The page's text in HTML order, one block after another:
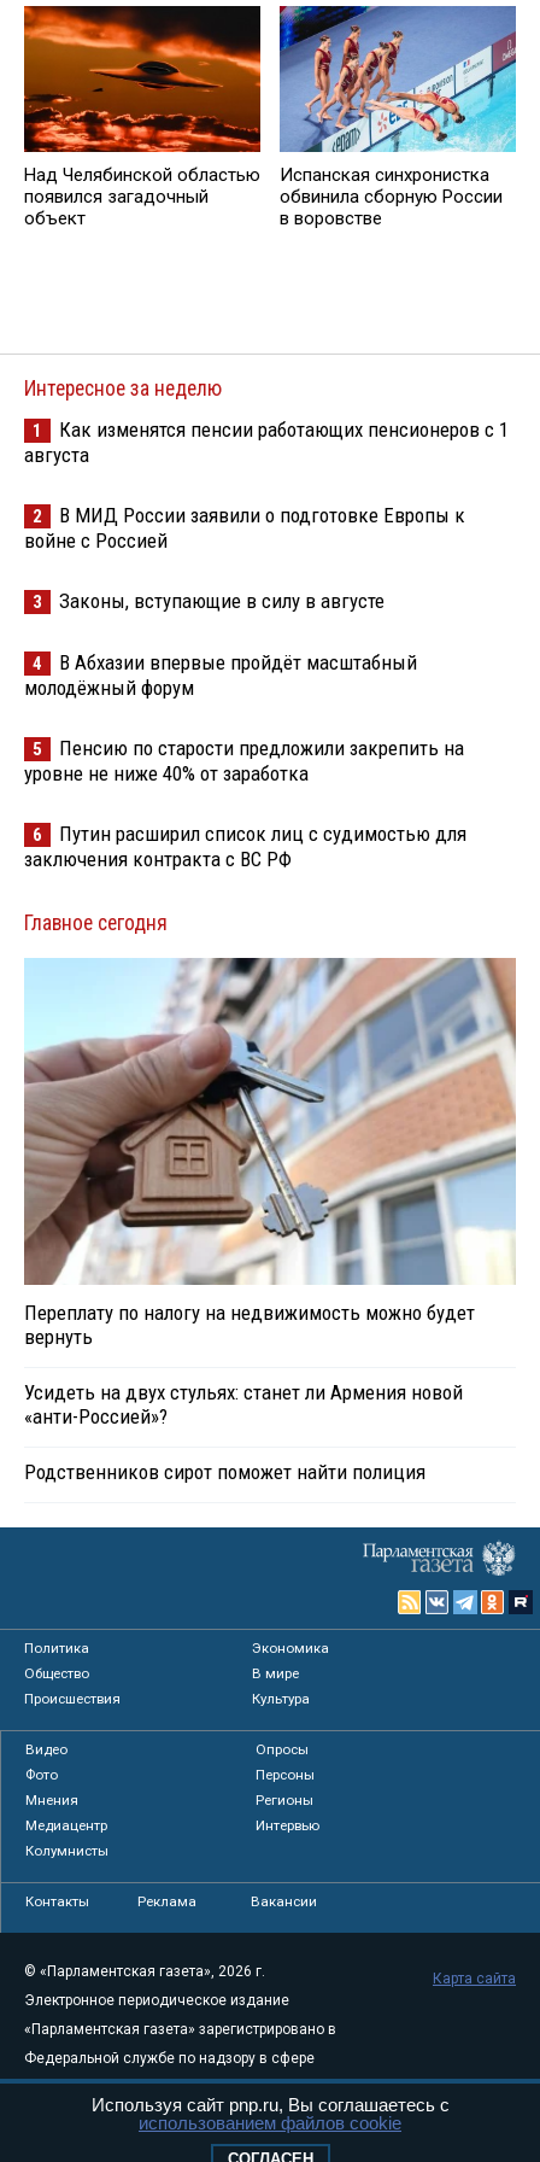
Над Челябинской областью
появился загадочный
объект
Испанская синхронистка
обвинила сборную России
в воровстве
Интересное за неделю
1
Как изменятся пенсии работающих пенсионеров с 1
августа
2
В МИД России заявили о подготовке Европы к
войне с Россией
3 Законы, вступающие в силу в августе
4
В Абхазии впервые пройдёт масштабный
молодёжный форум
5
Пенсию по старости предложили закрепить на
уровне не ниже 40% от заработка
6
Путин расширил список лиц с судимостью для
заключения контракта с ВС РФ
Главное сегодня
Переплату по налогу на недвижимость можно будет
вернуть
Усидеть на двух стульях: станет ли Армения новой
«анти-Россией»?
Родственников сирот поможет найти полиция
Политика
Экономика
Общество
В мире
Происшествия
Культура
Видео
Опросы
Фото
Персоны
Мнения
Регионы
Медиацентр
Интервью
Колумнисты
Контакты Реклама Вакансии
© «Парламентская газета», 2026 г.
Электронное периодическое издание
«Парламентская газета» зарегистрировано в
Федеральной службе по надзору в сфере
связи, информационных технологий и
массовых коммуникаций (Роскомнадзор) 05
Карта сайта
Используя сайт pnp.ru, Вы соглашаетесь с
использованием файлов cookie